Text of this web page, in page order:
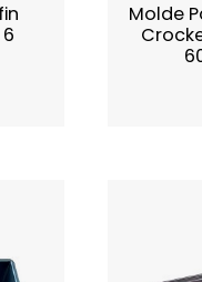
Molde